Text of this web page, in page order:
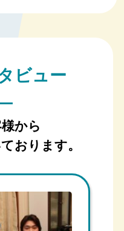
ビュー
から
おります。